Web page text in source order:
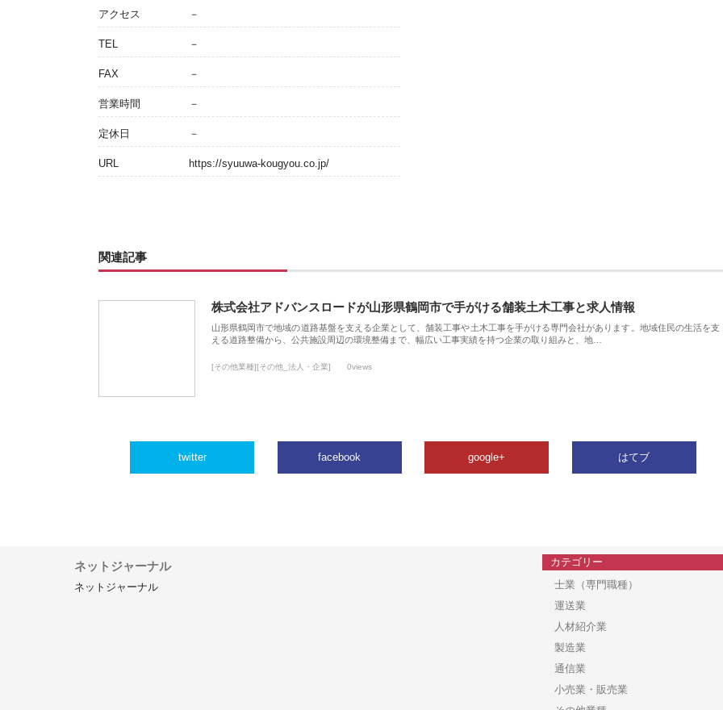
アクセス －
TEL －
FAX －
営業時間 －
定休日 －
URL https://syuuwa-kougyou.co.jp/
関連記事
株式会社アドバンスロードが山形県鶴岡市で手がける舗装土木工事と求人情報
山形県鶴岡市で地域の道路基盤を支える企業として、舗装工事や土木工事を手がける専門会社があります。地域住民の生活を支
える道路整備から、公共施設周辺の環境整備まで、幅広い工事実績を持つ企業の取り組みと、地…
[その他業種][その他_法人・企業] 0views
twitter facebook google+ はてブ
ネットジャーナル
ネットジャーナル
カテゴリー
士業（専門職種）
運送業
人材紹介業
製造業
通信業
小売業・販売業